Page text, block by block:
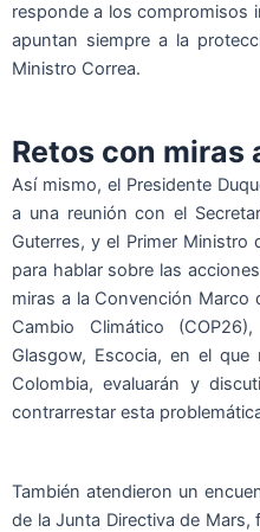
responde a los compromisos
apuntan siempre a la
Ministro Correa.
Retos con miras
Así mismo, el Presidente
a una reunión con el
Guterres, y el Primer Ministro
para hablar sobre las
miras a la Convención Marco
Cambio Climático
Glasgow, Escocia, en el
Colombia, evaluarán y
contrarrestar esta
También atendieron un
de la Junta Directiva de